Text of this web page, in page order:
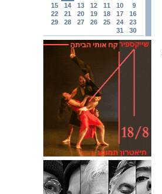
9
10
11
12
13
14
15
16
17
18
19
20
21
22
23
24
25
26
27
28
29
30
31